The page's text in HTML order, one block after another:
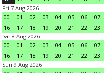
Fri 7 Aug 2026
00
01 02 03 04 05 06 07
16
17 18 19 20 21 22
23
Sat 8 Aug 2026
00
01 02 03 04 05 06 07
16
17 18 19 20 21 22
23
Sun 9 Aug 2026